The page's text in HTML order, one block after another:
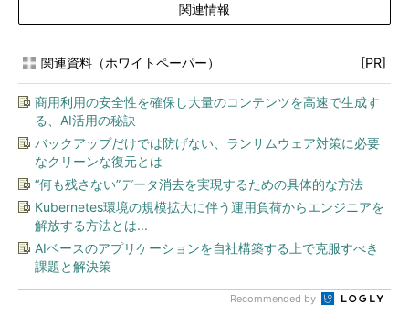
関連情報
関連資料（ホワイトペーパー） [PR]
商用利用の安全性を確保し大量のコンテンツを高速で生成す
る、AI活用の秘訣
バックアップだけでは防げない、ランサムウェア対策に必要
なクリーンな復元とは
“何も残さない”データ消去を実現するための具体的な方法
Kubernetes環境の規模拡大に伴う運用負荷からエンジニアを
解放する方法とは...
AIベースのアプリケーションを自社構築する上で克服すべき
課題と解決策
Recommended by